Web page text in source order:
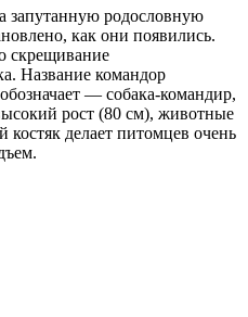
запутанную родословную
как они появились.
скрещивание
Название командор
— собака-командир,
рост (80 см), животные
костяк делает питомцев очень